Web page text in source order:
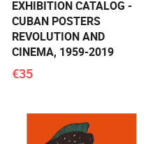
EXHIBITION CATALOG -
CUBAN POSTERS
REVOLUTION AND
CINEMA, 1959-2019
€35